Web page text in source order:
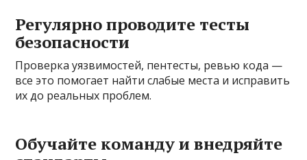
Регулярно проводите тесты
безопасности
Проверка уязвимостей, пентесты, ревью кода —
все это помогает найти слабые места и исправить
их до реальных проблем.
Обучайте команду и внедряйте